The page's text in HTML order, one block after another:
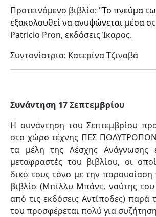
Προτεινόμενο βιβλίο: "Το πνεύμα
εξακολουθεί να ανυψώνεται μέσα
Patricio Pron, εκδόσεις Ίκαρος.
Συντονίστρια: Κατερίνα Τζιναβά
Συνάντηση 17 Σεπτεμβρίου
Η συνάντηση του Σεπτεμβρίου
στο χώρο τέχνης ΠΕΣ
τα μέλη της Λέσχης Ανάγνωσης
μεταφραστές του βιβλίου, οι
δικό τους τόνο με την παρουσίαση
βιβλίο (Μπίλλυ Μπάντ, ναύτης
από τις εκδόσεις Αντίποδες) παρά
του προσφέρεται πολύ για